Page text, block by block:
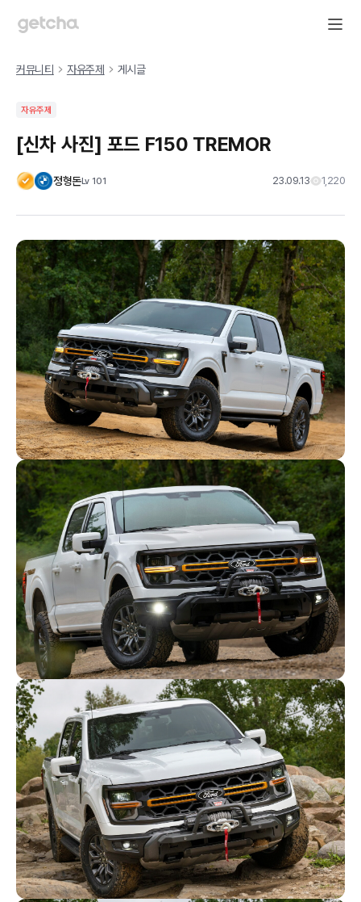
커뮤니티 자유주제 게시글
자유주제
[신차 사진] 포드 F150 TREMOR
정형돈Lv 101 23.09.13 1,220